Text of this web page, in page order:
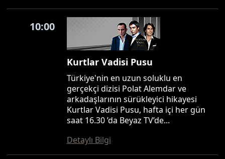
10:00
Kurtlar Vadisi Pusu
Türkiye'nin en uzun soluklu en
gerçekçi dizisi Polat Alemdar ve
arkadaşlarının sürükleyici hikayesi
Kurtlar Vadisi Pusu, hafta içi her gün
saat 16.30 ’da Beyaz TV’de...
Detaylı Bilgi